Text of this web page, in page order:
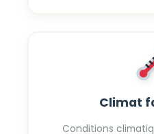
Climat
Conditions